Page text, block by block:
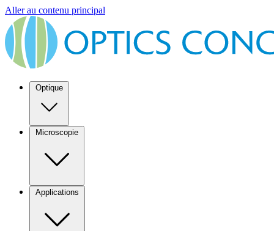
Aller au contenu principal
Optique
Microscopie
Applications